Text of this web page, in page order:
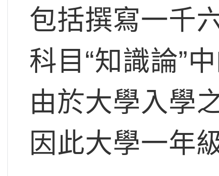
包括撰寫一千
科目“知識論”
由於大學入學
因此大學一年